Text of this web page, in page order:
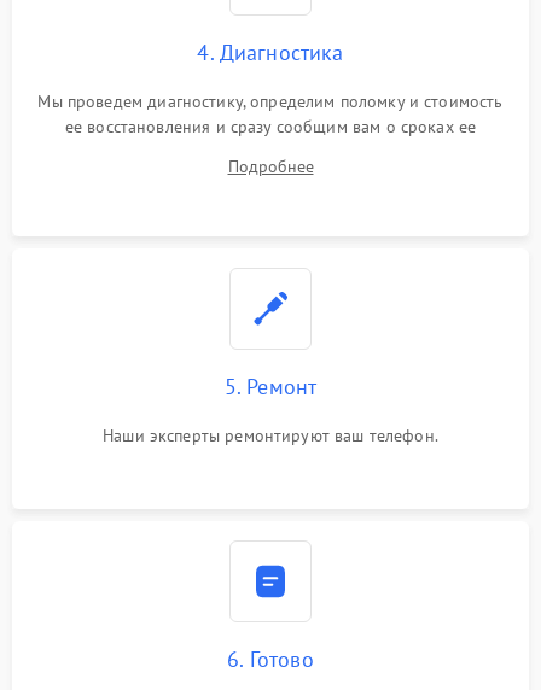
4. Диагностика
Мы проведем диагностику, определим поломку и стоимость
ее восстановления и сразу сообщим вам о сроках ее
Подробнее
5. Ремонт
Наши эксперты ремонтируют ваш телефон.
6. Готово